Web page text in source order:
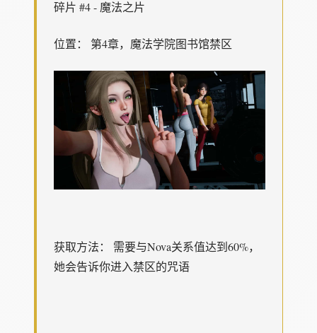
碎片 #4 - 魔法之片
位置： 第4章，魔法学院图书馆禁区
获取方法： 需要与Nova关系值达到60%，
她会告诉你进入禁区的咒语